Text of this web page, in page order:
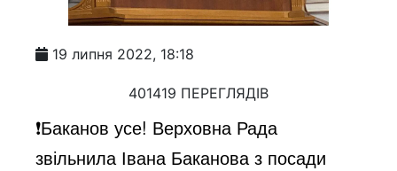
19 липня 2022, 18:18
401419 ПЕРЕГЛЯДІВ
❗️Баканов усе! Верховна Рада
звільнила Івана Баканова з посади